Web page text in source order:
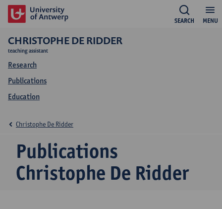
MENU
SEARCH
CHRISTOPHE DE RIDDER
teaching assistant
Research
Publications
Education
Publications
Christophe De Ridder
Christophe De Ridder